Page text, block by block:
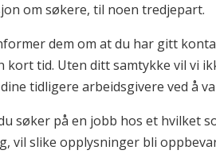
om søkere, til noen tredjepart.
dem om at du har gitt
kort tid. Uten ditt samtykke vil vi
tidligere arbeidsgivere ved å
søker på en jobb hos et hvilket
vil slike opplysninger bli